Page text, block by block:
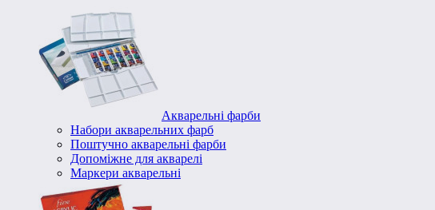
Акварельні фарби
Набори акварельних фарб
Поштучно акварельні фарби
Допоміжне для акварелі
Маркери акварельні